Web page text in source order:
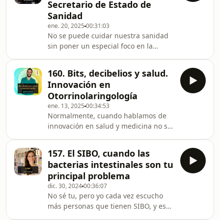
abordaje no está para nada
ampliamente aceptado ni implantado
en el sistema sanitario. Hoy tenemos
con nosotros a Ángel Aledo para
hablar de criss funcionales. Ángel se
dedica a la asistencia de pacientes c
Secretario de Estado de
Sanidad
ene. 20, 2025 00:31:03
No se puede cuidar nuestra sanidad
sin poner un especial foco en la
accesibilidad, la longitudinalidad o la
gestión de la cronicidad. Tenemos
una infinita suerte con el invitado de
hoy, Javier Padilla Bernáldez,
Secretario de Estado de Sanidad.
Javier Padilla, además, es médico,
especialista en Medicina Familiar y
Comunitaria y aut
160. Bits, decibelios y salud.
Innovación en
Otorrinolaringología
ene. 13, 2025 00:34:53
Normalmente, cuando hablamos de
innovación en salud y medicina no se
especialidad que estudia el oído, la
laringe, fosas nasales y demás, pero
Ignacio Alcala, nuestro invitado de
hoy es un medico algo peculiar.
Ignacio es otorrino, sí, pero destaca
por divulgar en redes como youtube,
157. El SIBO, cuando las
bacterias intestinales son tu
principal problema
dic. 30, 202400:36:07
No sé tu, pero yo cada vez escucho
más personas que tienen SIBO, y es